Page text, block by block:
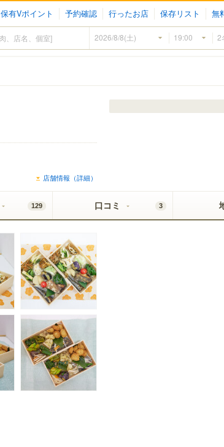
保有Vポイント 予約確認 行ったお店 保存リスト 無
店舗情報（詳細）
129 口コミ 3